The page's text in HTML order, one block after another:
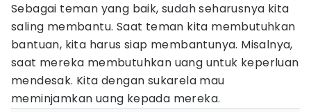
Sebagai teman yang baik, sudah seharusnya kita
saling membantu. Saat teman kita membutuhkan
bantuan, kita harus siap membantunya. Misalnya,
saat mereka membutuhkan uang untuk keperluan
mendesak. Kita dengan sukarela mau
meminjamkan uang kepada mereka.